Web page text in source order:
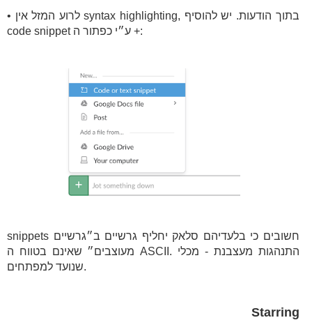
• לרוע המזל אין syntax highlighting, בתוך הודעות. יש להוסיף
code snippet ע״י כפתור ה +:
snippets חשובים כי בלעדיהם סלאק יחליף גרשיים ב״גרשיים
מעוצבים״ שאינם בטווח ה ASCII. התנהגות מעצבנת - מכלי
שנועד למפתחים.
Starring